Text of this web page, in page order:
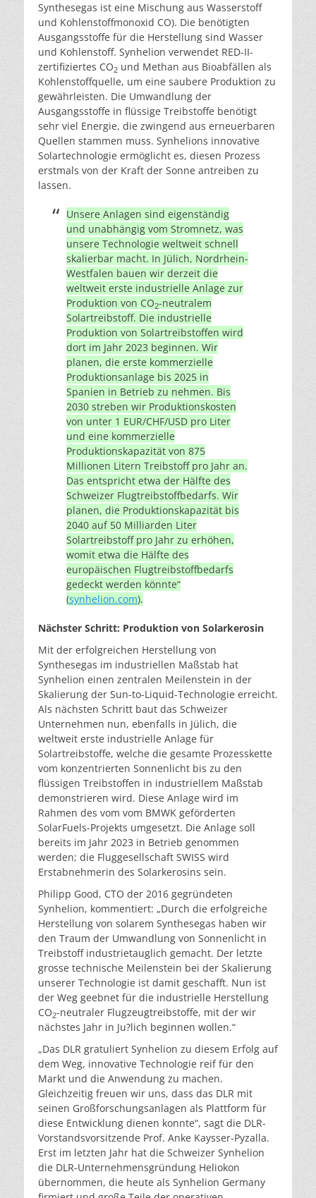
Synthesegas ist eine Mischung aus Wasserstoff
und Kohlenstoffmonoxid CO). Die benötigten
Ausgangsstoffe für die Herstellung sind Wasser
und Kohlenstoff. Synhelion verwendet RED-II-
zertifiziertes CO2 und Methan aus Bioabfällen als
Kohlenstoffquelle, um eine saubere Produktion zu
gewährleisten. Die Umwandlung der
Ausgangsstoffe in flüssige Treibstoffe benötigt
sehr viel Energie, die zwingend aus erneuerbaren
Quellen stammen muss. Synhelions innovative
Solartechnologie ermöglicht es, diesen Prozess
erstmals von der Kraft der Sonne antreiben zu
lassen.
Unsere Anlagen sind eigenständig
und unabhängig vom Stromnetz, was
unsere Technologie weltweit schnell
skalierbar macht. In Jülich, Nordrhein-
Westfalen bauen wir derzeit die
weltweit erste industrielle Anlage zur
Produktion von CO2-neutralem
Solartreibstoff. Die industrielle
Produktion von Solartreibstoffen wird
dort im Jahr 2023 beginnen. Wir
planen, die erste kommerzielle
Produktionsanlage bis 2025 in
Spanien in Betrieb zu nehmen. Bis
2030 streben wir Produktionskosten
von unter 1 EUR/CHF/USD pro Liter
und eine kommerzielle
Produktionskapazität von 875
Millionen Litern Treibstoff pro Jahr an.
Das entspricht etwa der Hälfte des
Schweizer Flugtreibstoffbedarfs. Wir
planen, die Produktionskapazität bis
2040 auf 50 Milliarden Liter
Solartreibstoff pro Jahr zu erhöhen,
womit etwa die Hälfte des
europäischen Flugtreibstoffbedarfs
gedeckt werden könnte“
(synhelion.com).
Nächster Schritt: Produktion von Solarkerosin
Mit der erfolgreichen Herstellung von
Synthesegas im industriellen Maßstab hat
Synhelion einen zentralen Meilenstein in der
Skalierung der Sun-to-Liquid-Technologie erreicht.
Als nächsten Schritt baut das Schweizer
Unternehmen nun, ebenfalls in Jülich, die
weltweit erste industrielle Anlage für
Solartreibstoffe, welche die gesamte Prozesskette
vom konzentrierten Sonnenlicht bis zu den
flüssigen Treibstoffen in industriellem Maßstab
demonstrieren wird. Diese Anlage wird im
Rahmen des vom vom BMWK geförderten
SolarFuels-Projekts umgesetzt. Die Anlage soll
bereits im Jahr 2023 in Betrieb genommen
werden; die Fluggesellschaft SWISS wird
Erstabnehmerin des Solarkerosins sein.
Philipp Good, CTO der 2016 gegründeten
Synhelion, kommentiert: „Durch die erfolgreiche
Herstellung von solarem Synthesegas haben wir
den Traum der Umwandlung von Sonnenlicht in
Treibstoff industrietauglich gemacht. Der letzte
grosse technische Meilenstein bei der Skalierung
unserer Technologie ist damit geschafft. Nun ist
der Weg geebnet für die industrielle Herstellung
CO2-neutraler Flugzeugtreibstoffe, mit der wir
nächstes Jahr in Ju?lich beginnen wollen.“
„Das DLR gratuliert Synhelion zu diesem Erfolg auf
dem Weg, innovative Technologie reif für den
Markt und die Anwendung zu machen.
Gleichzeitig freuen wir uns, dass das DLR mit
seinen Großforschungsanlagen als Plattform für
diese Entwicklung dienen konnte“, sagt die DLR-
Vorstandsvorsitzende Prof. Anke Kaysser-Pyzalla.
Erst im letzten Jahr hat die Schweizer Synhelion
die DLR-Unternehmensgründung Heliokon
übernommen, die heute als Synhelion Germany